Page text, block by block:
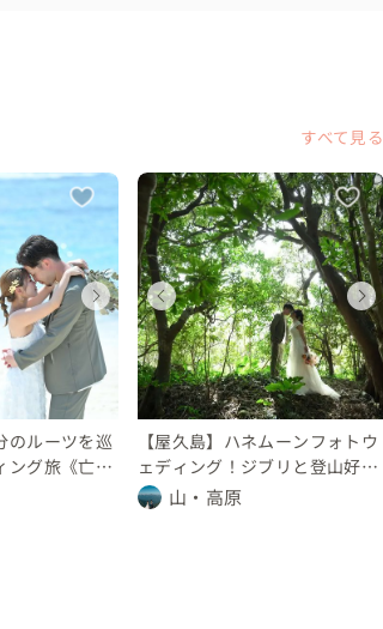
すべて見る
フォト
円
ウェディングフォト
鹿児島県
10 〜 30 万円
グフォト
ウェディングフォト
鹿児島県
〜 10 万円
のルーツを巡
ング旅《亡き
前の由来と
い。。。》
ングフォト
円
ウェディングフォト
鹿児島県
〜 10 万円
【屋久島】ハネムーンフォトウ
ェディング！ジブリと登山好き
の一日撮影プラン
山・高原